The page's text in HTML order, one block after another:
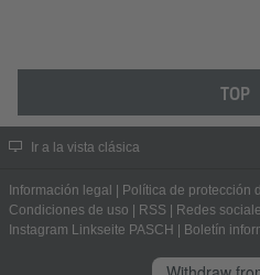
TOP
Ir a la vista clásica
Información legal Política de protección
Condiciones de uso
RSS Redes
Instagram Linkseite PASCH
Boletín